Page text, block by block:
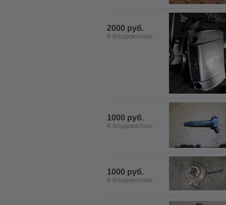
2000 руб.
В Владивостоке
1000 руб.
В Владивостоке
1000 руб.
В Владивостоке